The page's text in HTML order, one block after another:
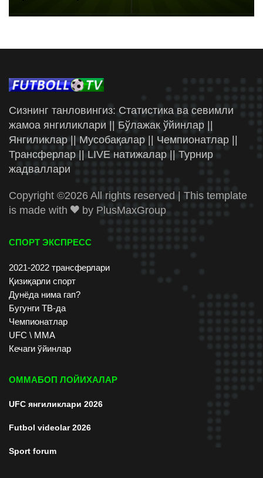
Сизнинг танловингиз: Статистика ва севимли
жамоа янгиликлари || Бўлажак ўйинлар ||
Янгиликлар || Мусобақалар || Чемпионатлар ||
Трансферлар || LIVE натижалар || Турнир
жадваллари
Copyright ©2026 All rights reserved | This template
is made with
by PlusMaxGroup
СПОРТ ЭКСПРЕСС
2021-2022 трансферлари
Қизиқарли спорт
Дунёда нима гап?
Бугунги ТВ-да
Чемпионатлар
UFC \ ММА
Кечаги ўйинлар
ОММАБОП ЛОЙИХАЛАР
UFC янгиликлари 2026
Futbol videolar 2026
Sport forum